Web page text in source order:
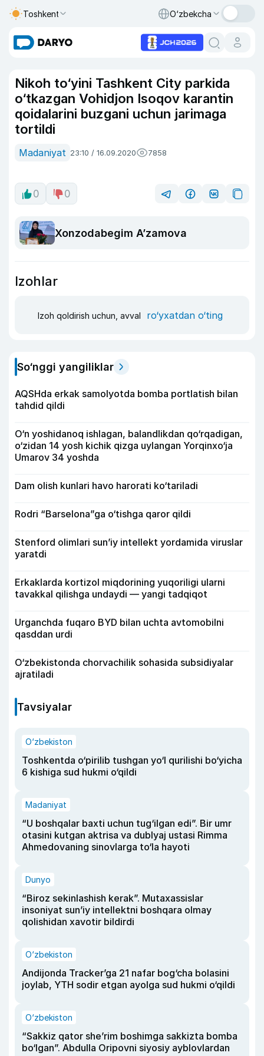
Toshkent O‘zbekcha
Nikoh to‘yini Tashkent City parkida
o‘tkazgan Vohidjon Isoqov karantin
qoidalarini buzgani uchun jarimaga
tortildi
Madaniyat 23:10 / 16.09.2020 7858
0 0
Xonzodabegim A’zamova
Izohlar
Izoh qoldirish uchun, avval ro‘yxatdan o‘ting
So‘nggi yangiliklar
AQSHda erkak samolyotda bomba portlatish bilan
tahdid qildi
O‘n yoshidanoq ishlagan, balandlikdan qo‘rqadigan,
o‘zidan 14 yosh kichik qizga uylangan Yorqinxo‘ja
Umarov 34 yoshda
Dam olish kunlari havo harorati ko‘tariladi
Rodri “Barselona”ga o‘tishga qaror qildi
Stenford olimlari sun’iy intellekt yordamida viruslar
yaratdi
Erkaklarda kortizol miqdorining yuqoriligi ularni
tavakkal qilishga undaydi — yangi tadqiqot
Urganchda fuqaro BYD bilan uchta avtomobilni
qasddan urdi
O‘zbekistonda chorvachilik sohasida subsidiyalar
ajratiladi
Tavsiyalar
O‘zbekiston
Toshkentda o‘pirilib tushgan yo‘l qurilishi bo‘yicha
6 kishiga sud hukmi o‘qildi
Madaniyat
“U boshqalar baxti uchun tug‘ilgan edi”. Bir umr
otasini kutgan aktrisa va dublyaj ustasi Rimma
Ahmedovaning sinovlarga to‘la hayoti
Dunyo
“Biroz sekinlashish kerak”. Mutaxassislar
insoniyat sun’iy intellektni boshqara olmay
qolishidan xavotir bildirdi
O‘zbekiston
Andijonda Tracker’ga 21 nafar bog‘cha bolasini
joylab, YTH sodir etgan ayolga sud hukmi o‘qildi
O‘zbekiston
“Sakkiz qator she’rim boshimga sakkizta bomba
bo‘lgan”. Abdulla Oripovni siyosiy ayblovlardan